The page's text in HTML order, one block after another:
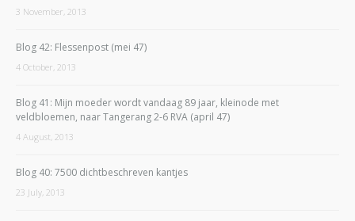
3 November, 2013
Blog 42: Flessenpost (mei 47)
4 October, 2013
Blog 41: Mijn moeder wordt vandaag 89 jaar, kleinode met
veldbloemen, naar Tangerang 2-6 RVA (april 47)
4 August, 2013
Blog 40: 7500 dichtbeschreven kantjes
23 July, 2013